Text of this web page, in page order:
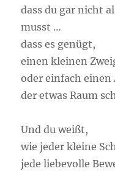
dass du gar nicht
musst …
dass es genügt,
einen kleinen
oder einfach
der etwas Raum
Und du weißt,
wie jeder kleine
jede liebevolle